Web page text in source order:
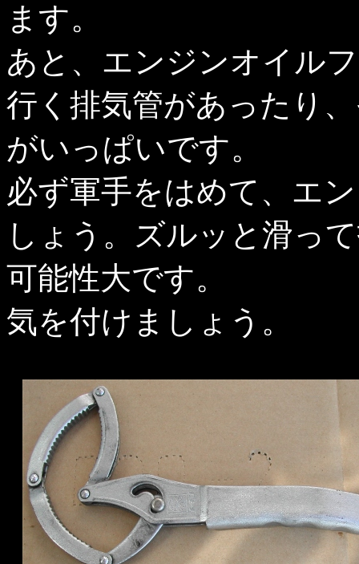
ます。
あと、エンジンオイル
行く排気管があったり
がいっぱいです。
必ず軍手をはめて、エ
しょう。ズルッと滑っ
可能性大です。
気を付けましょう。